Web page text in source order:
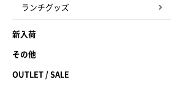
ランチグッズ
新入荷
その他
OUTLET / SALE